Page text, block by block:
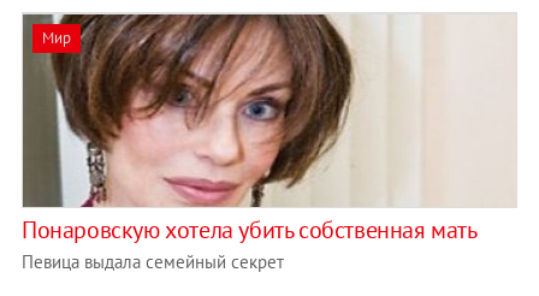
Мир
Понаровскую хотела убить собственная мать
Певица выдала семейный секрет